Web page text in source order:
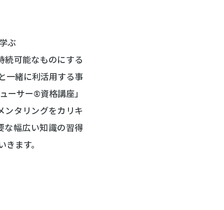
ぶ
続可能なものにする
一緒に利活用する事
ーサー®資格講座」
ンタリングをカリキ
な幅広い知識の習得
ます。